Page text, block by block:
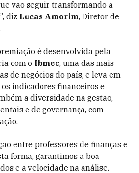
vão seguir transformando a
diz Lucas Amorim, Diretor de
é desenvolvida pela
com o Ibmec, uma das mais
de negócios do país, e leva em
indicadores financeiros e
a diversidade na gestão,
e de governança, com
entre professores de finanças e
forma, garantimos a boa
e a velocidade na análise.